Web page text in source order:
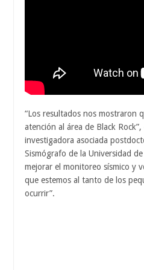
“Los resultados nos mostraron
atención al área de Black
investigadora asociada
Sismógrafo de la Universidad
mejorar el monitoreo sísmico y
que estemos al tanto de los
ocurrir”.